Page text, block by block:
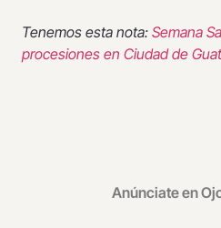
Tenemos esta nota: Semana
procesiones en Ciudad de
Anúnciate en